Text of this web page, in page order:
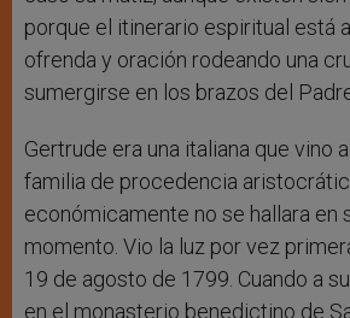
porque el itinerario espiritual está
ofrenda y oración rodeando una
sumergirse en los brazos del
Gertrude era una italiana que vino
familia de procedencia
económicamente no se hallara en
momento. Vio la luz por vez
19 de agosto de 1799. Cuando a
en el monasterio benedictino de